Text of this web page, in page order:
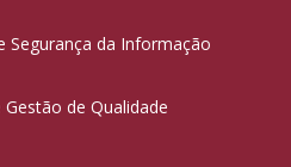
Segurança da Informação
de Qualidade